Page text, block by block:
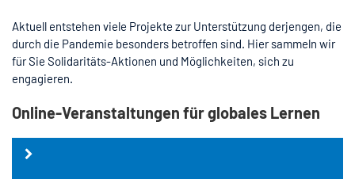
Aktuell entstehen viele Projekte zur Unterstützung derjengen, die
durch die Pandemie besonders betroffen sind. Hier sammeln wir
für Sie Solidaritäts-Aktionen und Möglichkeiten, sich zu
engagieren.
Online-Veranstaltungen für globales Lernen